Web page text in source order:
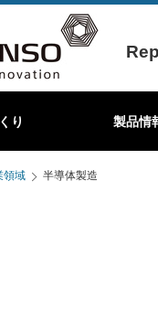
り
な会社 製品情
C/Cコンポジット製品
領域 半導体製造